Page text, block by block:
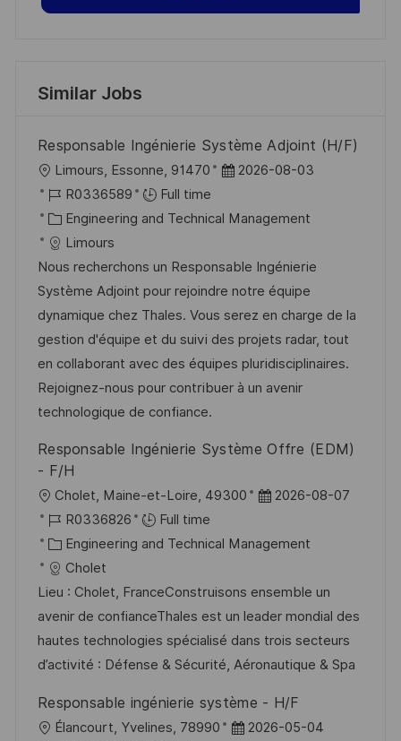
Similar Jobs
Responsable Ingénierie Système Adjoint (H/F)
L
o
c
a
t
i
o
n
Limours, Essonne, 91470
P
s
e
d
D
a
t
e
2026-08-03
J
o
b
I
d
R0336589
Full time
C
a
t
e
g
o
r
y
Engineering and Technical Management
Limours
Nous recherchons un Responsable Ingénierie
Système Adjoint pour rejoindre notre équipe
dynamique chez Thales. Vous serez en charge de la
gestion d'équipe et du suivi des projets radar, tout
en collaborant avec des équipes pluridisciplinaires.
Rejoignez-nous pour contribuer à un avenir
technologique de confiance.
Responsable Ingénierie Système Offre (EDM)
- F/H
L
o
c
a
t
i
o
n
Cholet, Maine-et-Loire, 49300
P
s
e
d
D
a
e
2026-08-07
J
o
b
I
d
R0336826
Full time
C
a
t
e
g
o
y
Engineering and Technical Management
Cholet
Lieu : Cholet, FranceConstruisons ensemble un
avenir de confianceThales est un leader mondial des
hautes technologies spécialisé dans trois secteurs
d’activité : Défense & Sécurité, Aéronautique & Spa
Responsable ingénierie système - H/F
L
Élancourt, Yvelines, 78990
P
2026-05-04